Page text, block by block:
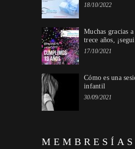
18/10/2022
Muchas gracias
trece años,
17/10/2021
Cómo es una
infantil
30/09/2021
MEMBRESÍAS